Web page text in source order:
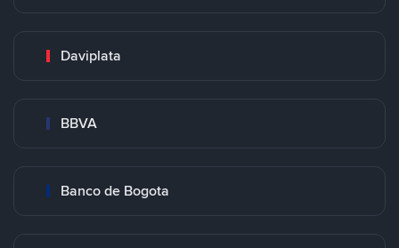
Daviplata
BBVA
Banco de Bogota